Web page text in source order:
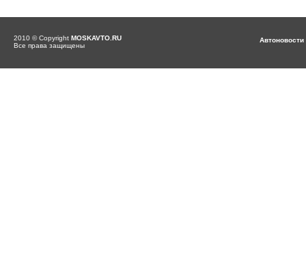
2010 © Copyright MOSKAVTO.RU
Все права защищены
Автоновости